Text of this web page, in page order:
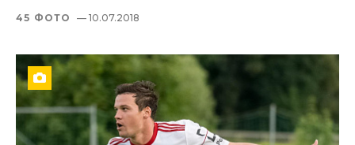
45 ФОТО — 10.07.2018